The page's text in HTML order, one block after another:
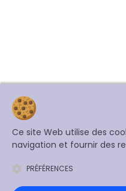
Ce site Web utilise des
navigation et fournir des
PRÉFÉRENCES